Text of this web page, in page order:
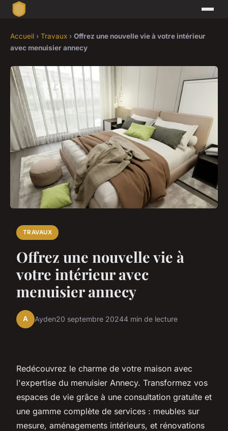
Accueil › Travaux › Offrez une nouvelle vie à votre intérieur
avec menuisier annecy
TRAVAUX
Offrez une nouvelle vie à
votre intérieur avec
menuisier annecy
A Ayden20 septembre 20244 min de lecture
Redécouvrez le charme de votre maison avec
l'expertise du menuisier Annecy. Transformez vos
espaces de vie grâce à une consultation gratuite et
une gamme complète de services : meubles sur
mesure, aménagements intérieurs, et rénovations